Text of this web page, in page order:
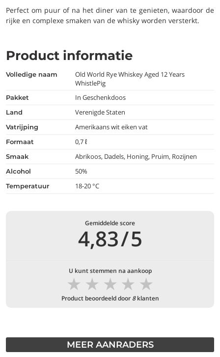
Perfect om puur of na het diner van te genieten, waardoor de
rijke en complexe smaken van de whisky worden versterkt.
Product informatie
volledige naam
Old World Rye Whiskey Aged 12 Years
WhistlePig
pakket In Geschenkdoos
land Verenigde Staten
vatrijping Amerikaans wit eiken vat
formaat 0,7 ℓ
smaak Abrikoos, Dadels, Honing, Pruim, Rozijnen
alcohol 50%
temperatuur 18-20 °C
Gemiddelde score
4,83/5
U kunt stemmen na aankoop
★
★
★
★
★
Product beoordeeld door 8klanten
MEER AANRADERS